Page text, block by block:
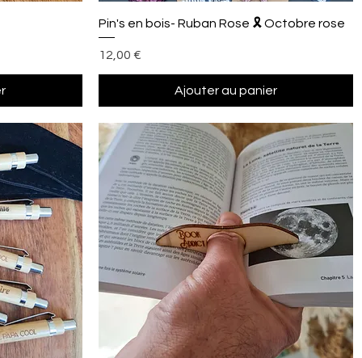
Aperçu rapide
Pin's en bois- Ruban Rose 🎗 Octobre rose
Prix
12,00 €
Ajouter au panier